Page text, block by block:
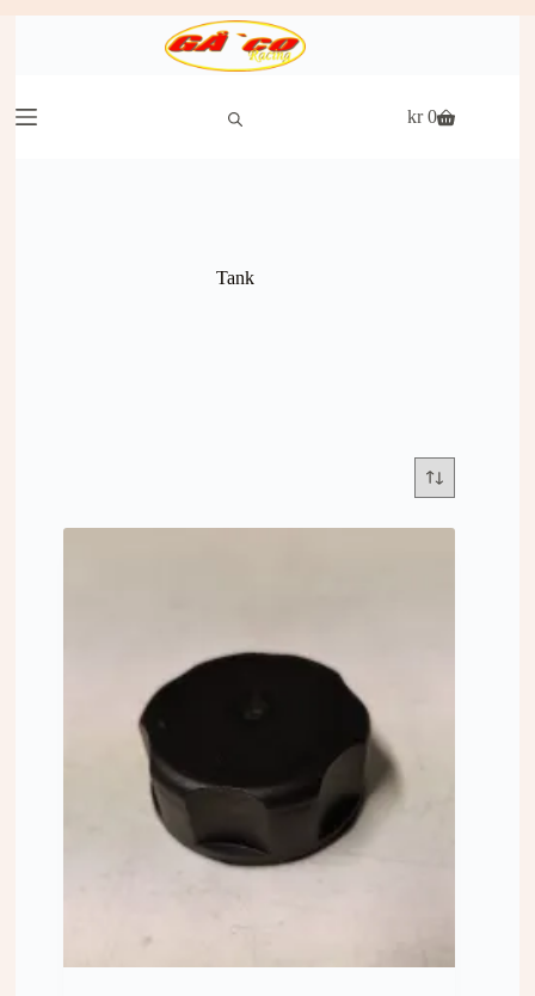
Handlekurv
kr0
Tank